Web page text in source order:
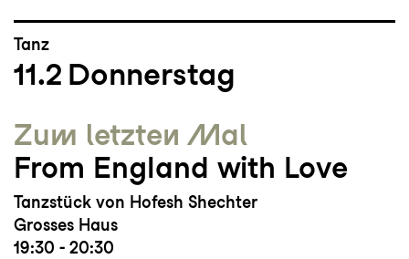
Tanz
11.2 Donnerstag
Zum letzten Mal
From England with Love
Tanzstück von Hofesh Shechter
Grosses Haus
19:30 - 20:30